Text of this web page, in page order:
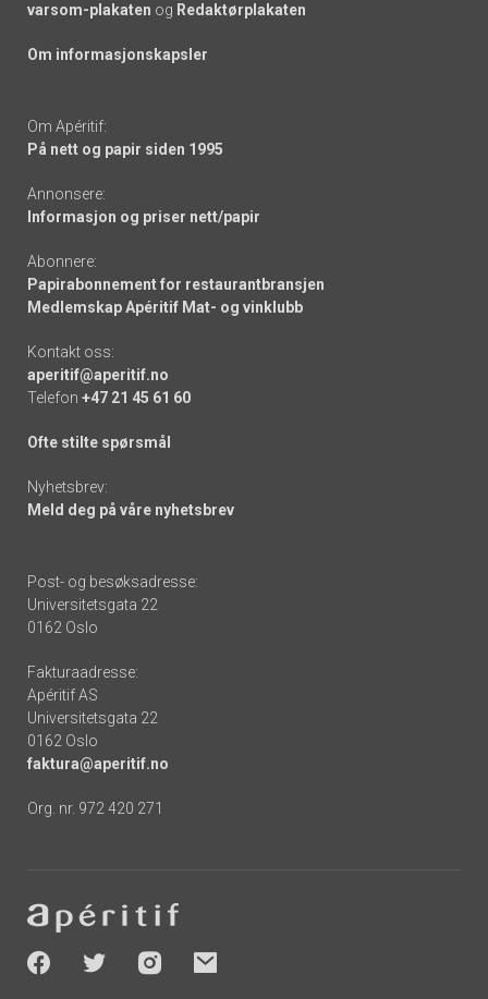
varsom-plakaten og Redaktørplakaten
Om informasjonskapsler
Om Apéritif:
På nett og papir siden 1995
Annonsere:
Informasjon og priser nett/papir
Abonnere:
Papirabonnement for restaurantbransjen
Medlemskap Apéritif Mat- og vinklubb
Kontakt oss:
aperitif@aperitif.no
Telefon +47 21 45 61 60
Ofte stilte spørsmål
Nyhetsbrev:
Meld deg på våre nyhetsbrev
Post- og besøksadresse:
Universitetsgata 22
0162 Oslo
Fakturaadresse:
Apéritif AS
Universitetsgata 22
0162 Oslo
faktura@aperitif.no
Org. nr. 972 420 271
-
socials